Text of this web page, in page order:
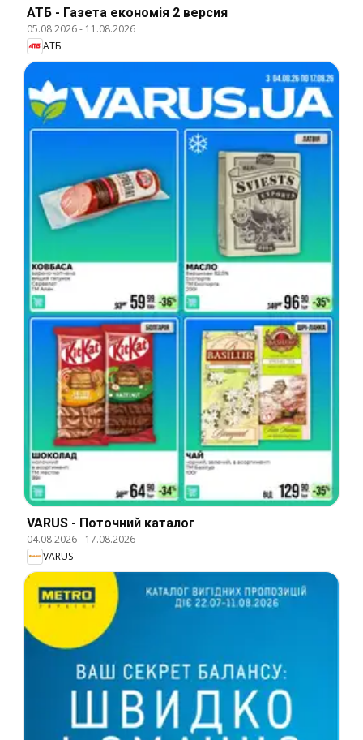
АТБ - Газета економія 2 версия
05.08.2026- 11.08.2026
АТБ
VARUS - Поточний каталог
04.08.2026- 17.08.2026
VARUS